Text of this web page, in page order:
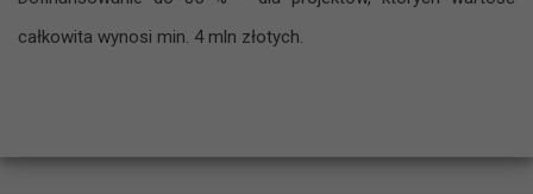
całkowita wynosi min. 4 mln złotych.